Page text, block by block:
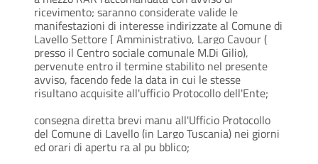
ricevimento; saranno considerate valide le
manifestazioni di interesse indirizzate al Comune di
Lavello Settore [ Amministrativo, Largo Cavour (
presso il Centro sociale comunale M.Di Gilio),
pervenute entro il termine stabilito nel presente
avviso, facendo fede la data in cui le stesse
risultano acquisite all'ufficio Protocollo dell'Ente;
consegna diretta brevi manu all'Ufficio Protocollo
del Comune di Lavello (in Largo Tuscania) nei giorni
ed orari di apertu ra al pu bblico;